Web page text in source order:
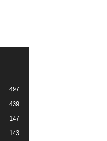
497
439
147
143